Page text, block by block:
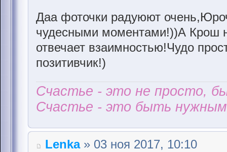
Даа фоточки радуюют
чудесными моментами!))А Крош
отвечает взаимностью!Чудо
позитивчик!)
Счастье - это не просто,
Счастье - это быть
Lenka» 03 ноя 2017, 10:10